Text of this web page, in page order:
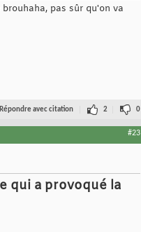
pas sûr qu'on va
Répondre avec citation 2 0
#23
qui a provoqué la